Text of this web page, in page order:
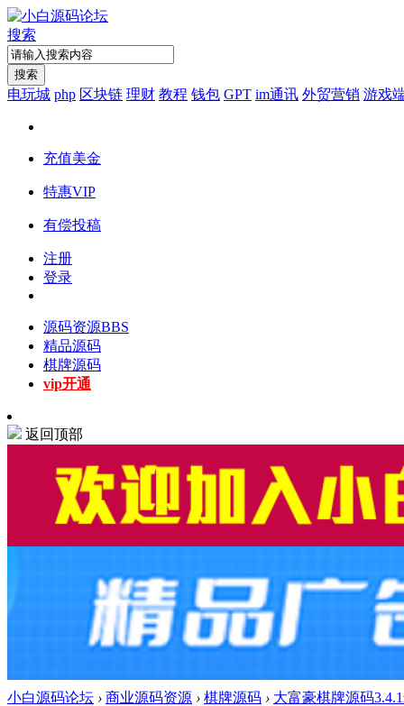
搜索
搜索
电玩城 php 区块链 理财 教程 钱包 GPT im通讯 外贸营销 游戏
充值美金
特惠VIP
有偿投稿
注册
登录
源码资源BBS
精品源码
棋牌源码
vip开通
返回顶部
小白源码论坛 › 商业源码资源 › 棋牌源码 › 大富豪棋牌源码